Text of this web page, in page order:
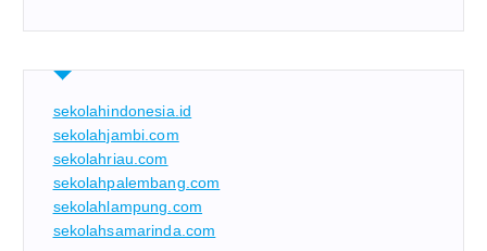
sekolahindonesia.id
sekolahjambi.com
sekolahriau.com
sekolahpalembang.com
sekolahlampung.com
sekolahsamarinda.com